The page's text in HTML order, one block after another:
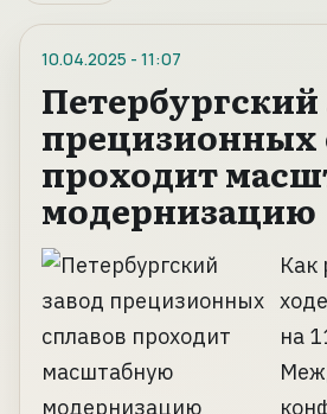
10.04.2025 - 11:07
Петербургский
прецизионных
проходит
модернизацию
Как
на